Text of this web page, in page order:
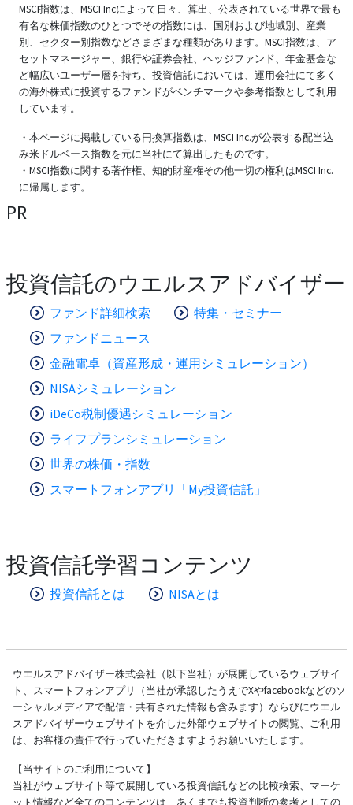
MSCI指数は、MSCI Incによって日々、算出、公表されている世界で最も
有名な株価指数のひとつでその指数には、国別および地域別、産業
別、セクター別指数などさまざまな種類があります。MSCI指数は、ア
セットマネージャー、銀行や証券会社、ヘッジファンド、年金基金な
ど幅広いユーザー層を持ち、投資信託においては、運用会社にて多く
の海外株式に投資するファンドがベンチマークや参考指数として利用
しています。
・本ページに掲載している円換算指数は、MSCI Inc.が公表する配当込
み米ドルベース指数を元に当社にて算出したものです。
・MSCI指数に関する著作権、知的財産権その他一切の権利はMSCI Inc.
に帰属します。
PR
投資信託のウエルスアドバイザー
ファンド詳細検索
特集・セミナー
ファンドニュース
金融電卓（資産形成・運用シミュレーション）
NISAシミュレーション
iDeCo税制優遇シミュレーション
ライフプランシミュレーション
世界の株価・指数
スマートフォンアプリ「My投資信託」
投資信託学習コンテンツ
投資信託とは NISAとは
ウエルスアドバイザー株式会社（以下当社）が展開しているウェブサイ
ト、スマートフォンアプリ（当社が承認したうえでXやfacebookなどのソ
ーシャルメディアで配信・共有された情報も含みます）ならびにウエル
スアドバイザーウェブサイトを介した外部ウェブサイトの閲覧、ご利用
は、お客様の責任で行っていただきますようお願いいたします。
【当サイトのご利用について】
当社がウェブサイト等で展開している投資信託などの比較検索、マーケ
ット情報など全てのコンテンツは、あくまでも投資判断の参考としての